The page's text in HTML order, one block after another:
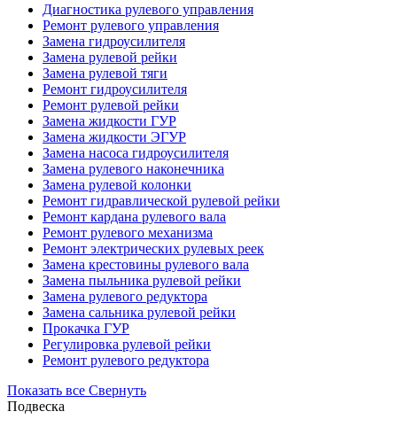
Диагностика рулевого управления
Ремонт рулевого управления
Замена гидроусилителя
Замена рулевой рейки
Замена рулевой тяги
Ремонт гидроусилителя
Ремонт рулевой рейки
Замена жидкости ГУР
Замена жидкости ЭГУР
Замена насоса гидроусилителя
Замена рулевого наконечника
Замена рулевой колонки
Ремонт гидравлической рулевой рейки
Ремонт кардана рулевого вала
Ремонт рулевого механизма
Ремонт электрических рулевых реек
Замена крестовины рулевого вала
Замена пыльника рулевой рейки
Замена рулевого редуктора
Замена сальника рулевой рейки
Прокачка ГУР
Регулировка рулевой рейки
Ремонт рулевого редуктора
Показать все Свернуть
Подвеска